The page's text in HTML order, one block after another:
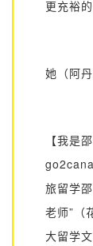
更充裕
她（阿
【我是
旅留学
老师”（
大留学文